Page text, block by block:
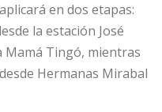
en dos etapas:
la estación José
Mamá Tingó, mientras
Hermanas Mirabal